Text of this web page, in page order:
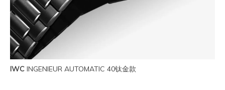
IWC INGENIEUR AUTOMATIC 40钛金款